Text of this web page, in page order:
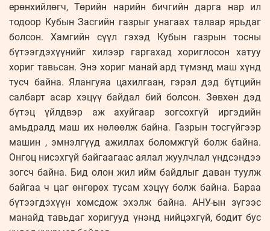
ерөнхийлөгч, Төрийн нарийн бичгийн дарга нар ил
тодоор Кубын Засгийн газрыг унагаах талаар ярьдаг
болсон. Хамгийн сүүл гэхэд Кубын газрын тосны
бүтээгдэхүүнийг хилээр гаргахад хориглосон хатуу
хориг тавьсан. Энэ хориг манай ард түмэнд маш хүнд
тусч байна. Ялангуяа цахилгаан, гэрэл дэд бүтцийн
салбарт асар хэцүү байдал бий болсон. Зөвхөн дэд
бүтэц үйлдвэр аж ахуйгаар зогсохгүй иргэдийн
амьдралд маш их нөлөөлж байна. Газрын тосгүйгээр
машин , эмнэлгүүд ажиллах боломжгүй болж байна.
Онгоц нисэхгүй байгаагаас аялал жуулчлал үндсэндээ
зогсч байна. Бид олон жил ийм байдлыг даван туулж
байгаа ч цаг өнгөрөх тусам хэцүү болж байна. Бараа
бүтээгдэхүүн хомсдож эхэлж байна. АНУ-ын зүгээс
манайд тавьдаг хоригууд үнэнд нийцэхгүй, бодит бус